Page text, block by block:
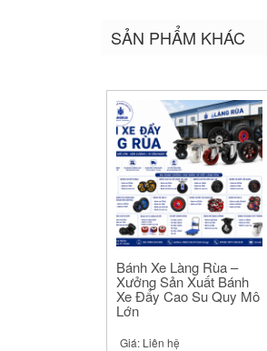
(Opens
in
Facebook
(Opens
in
(Opens
in
SẢN PHẨM KHÁC
Bánh Xe Làng Rùa –
Xưởng Sản Xuất Bánh
Xe Đẩy Cao Su Quy Mô
Lớn
Giá: Liên hệ